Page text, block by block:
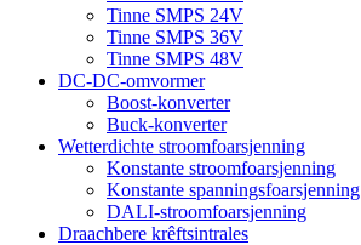
Tinne SMPS 24V
Tinne SMPS 36V
Tinne SMPS 48V
DC-DC-omvormer
Boost-konverter
Buck-konverter
Wetterdichte stroomfoarsjenning
Konstante stroomfoarsjenning
Konstante spanningsfoarsjenning
DALI-stroomfoarsjenning
Draachbere krêftsintrales